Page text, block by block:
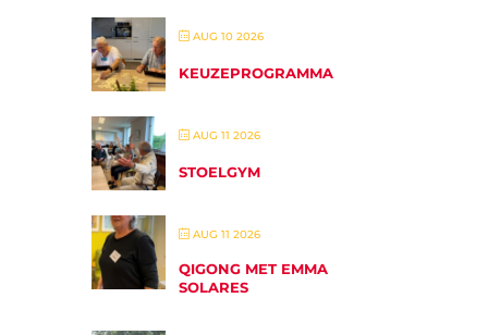
AUG 10 2026
KEUZEPROGRAMMA
AUG 11 2026
STOELGYM
AUG 11 2026
QIGONG MET EMMA
SOLARES